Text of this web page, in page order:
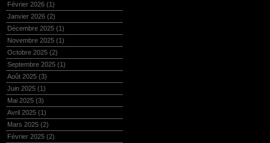
Février 2026 (1)
Janvier 2026 (2)
Décembre 2025 (1)
Novembre 2025 (1)
Octobre 2025 (2)
Septembre 2025 (1)
Août 2025 (3)
Juin 2025 (1)
Mai 2025 (3)
Avril 2025 (1)
Mars 2025 (2)
Février 2025 (2)